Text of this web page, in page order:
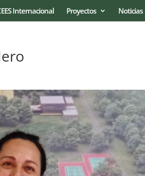
Internacional Proyectos Noticias